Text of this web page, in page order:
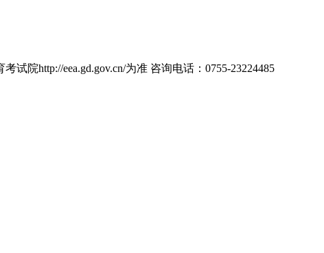
院http://eea.gd.gov.cn/为准 咨询电话：0755-23224485